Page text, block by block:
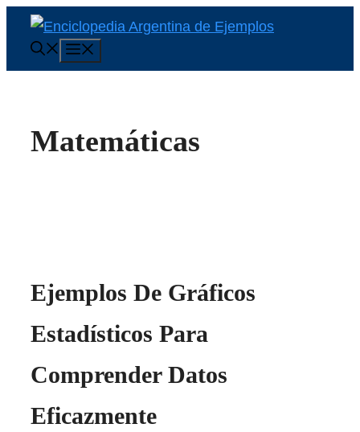
Saltar
contenido
Matemáticas
Ejemplos De Gráficos
Estadísticos Para
Comprender Datos
Eficazmente